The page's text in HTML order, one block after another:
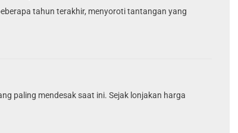
tahun terakhir, menyoroti tantangan yang
paling mendesak saat ini. Sejak lonjakan harga